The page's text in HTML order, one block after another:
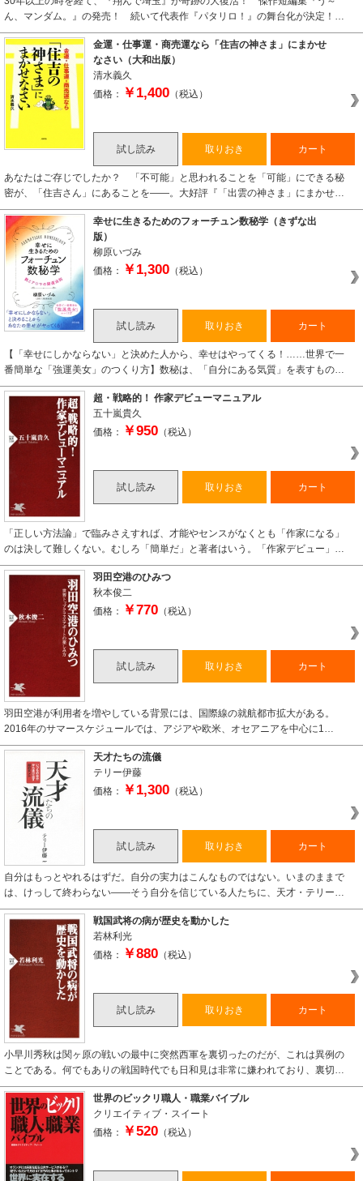
ん、マンダム。』の発売！ 続いて代表作『パタリロ！』の舞台化が決定！…
金運・仕事運・商売運なら「住吉の神さま」にまかせ
なさい（大和出版）
清水義久
価格：
￥1,400 （税込）
試し読み 取りおき カート
あなたはご存じでしたか？ 「不可能」と思われることを「可能」にできる秘
密が、「住吉さん」にあることを――。大好評『「出雲の神さま」にまかせ…
幸せに生きるためのフォーチュン数秘学（きずな出
版）
柳原いづみ
価格：
￥1,300 （税込）
試し読み 取りおき カート
【「幸せにしかならない」と決めた人から、幸せはやってくる！……世界で一
番簡単な「強運美女」のつくり方】数秘は、「自分にある気質」を表すもの…
超・戦略的！ 作家デビューマニュアル
五十嵐貴久
価格：
￥950 （税込）
試し読み 取りおき カート
「正しい方法論」で臨みさえすれば、才能やセンスがなくとも「作家になる」
のは決して難しくない。むしろ「簡単だ」と著者はいう。「作家デビュー」…
羽田空港のひみつ
秋本俊二
価格：
￥770 （税込）
試し読み 取りおき カート
羽田空港が利用者を増やしている背景には、国際線の就航都市拡大がある。
2016年のサマースケジュールでは、アジアや欧米、オセアニアを中心に1…
天才たちの流儀
テリー伊藤
価格：
￥1,300 （税込）
試し読み 取りおき カート
自分はもっとやれるはずだ。自分の実力はこんなものではない。いまのままで
は、けっして終わらない――そう自分を信じている人たちに、天才・テリー…
戦国武将の病が歴史を動かした
若林利光
価格：
￥880 （税込）
試し読み 取りおき カート
小早川秀秋は関ヶ原の戦いの最中に突然西軍を裏切ったのだが、これは異例の
ことである。何でもありの戦国時代でも日和見は非常に嫌われており、裏切…
世界のビックリ職人・職業バイブル
クリエイティブ・スイート
価格：
￥520 （税込）